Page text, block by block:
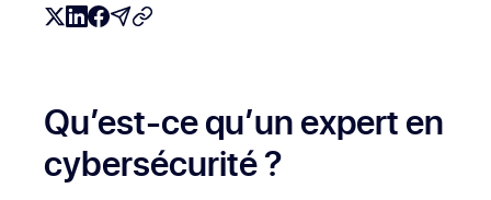
Qu’est-ce qu’un expert en
cybersécurité ?